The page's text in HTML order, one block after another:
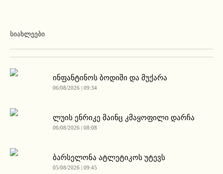
ᲡᲘᲐᲮᲚᲔᲔᲑᲘ
ინფანტინოს ბოდიში და მუქარა
06/08/2026 | 09:34
ლუის ენრიკე მაინც კმაყოფილი დარჩა
06/08/2026 | 08:08
ბარსელონა ატლეტიკოს უტევს
05/08/2026 | 09:45